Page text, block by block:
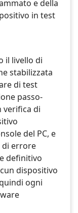
e della
in test
il livello di
stabilizzata
di test
passo-
verifica di
del PC, e
di errore
definitivo
dispositivo
ogni